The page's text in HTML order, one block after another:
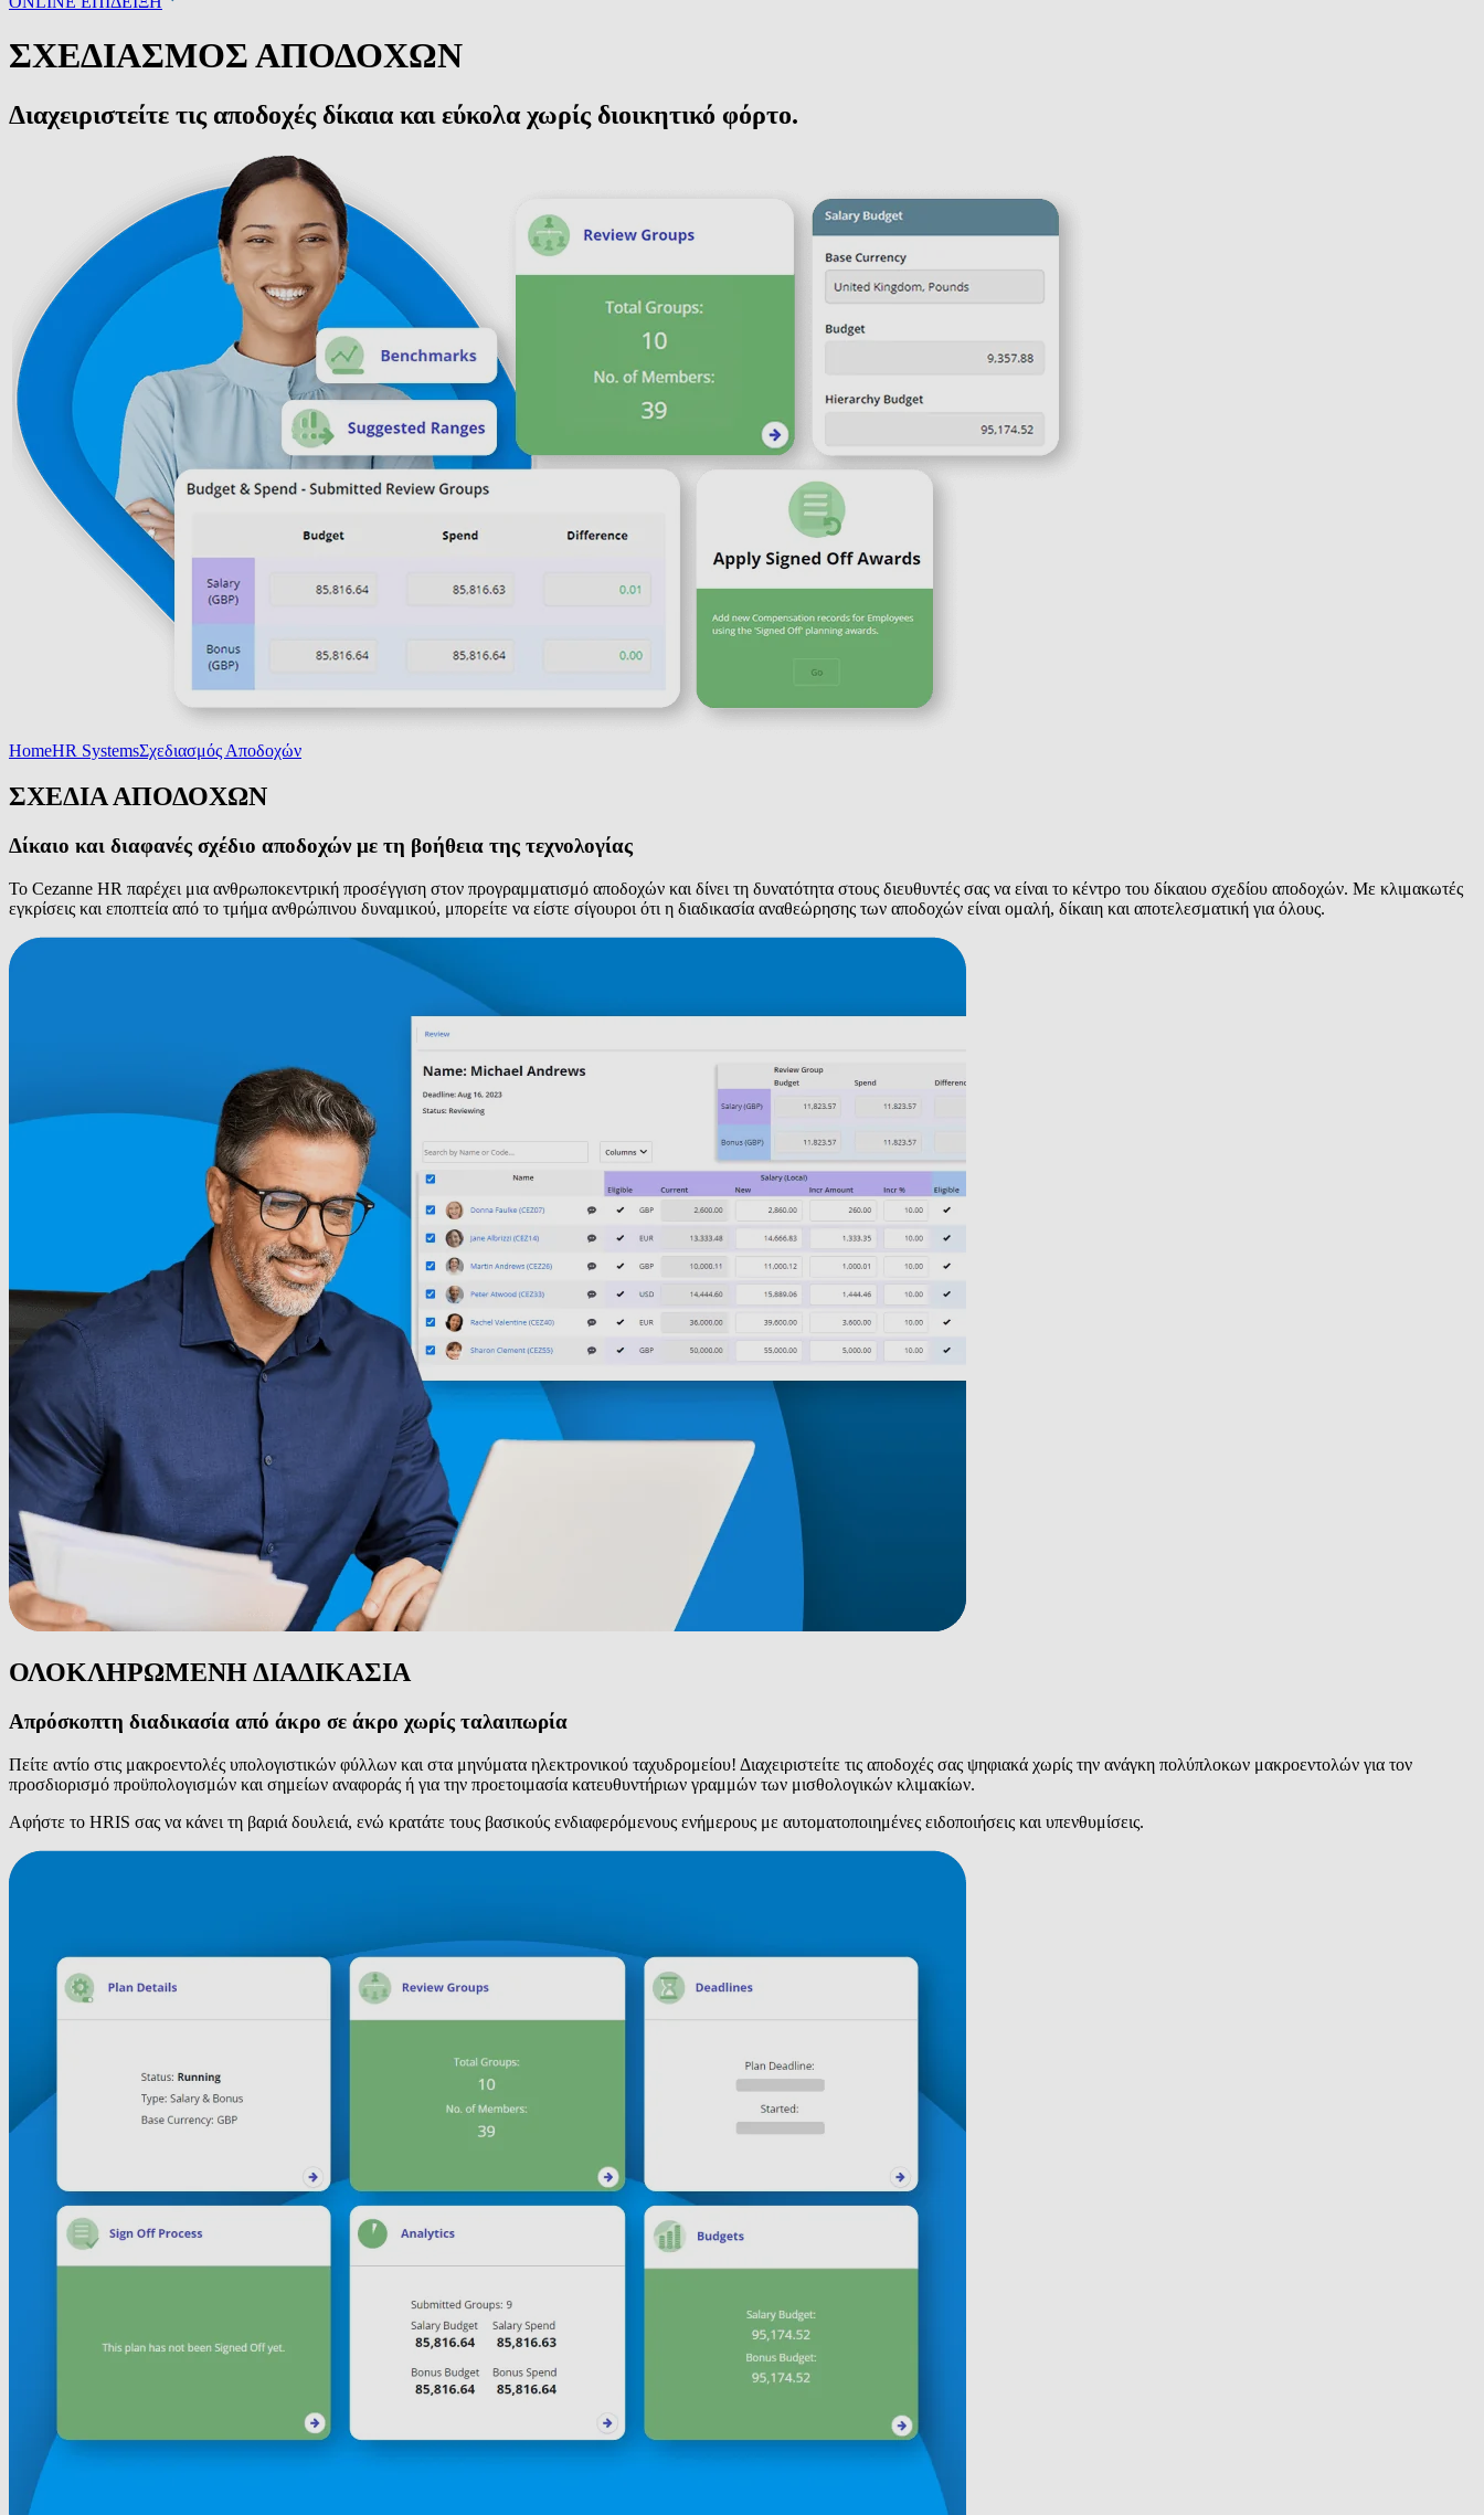
ΣΧΕΔΙΑΣΜΟΣ ΑΠΟΔΟΧΩΝ
Διαχειριστείτε τις αποδοχές δίκαια και εύκολα χωρίς διοικητικό φόρτο.
HomeHR SystemsΣχεδιασμός Αποδοχών
ΣΧΕΔΙΑ ΑΠΟΔΟΧΩΝ
Δίκαιο και διαφανές σχέδιο αποδοχών με τη βοήθεια της τεχνολογίας
Το Cezanne HR παρέχει μια ανθρωποκεντρική προσέγγιση στον προγραμματισμό αποδοχών και δίνει τη δυνατότητα στους διευθυντές σας να είναι το κέντρο του δίκαιου σχεδίου αποδοχών. Με κλιμακωτές
εγκρίσεις και εποπτεία από το τμήμα ανθρώπινου δυναμικού, μπορείτε να είστε σίγουροι ότι η διαδικασία αναθεώρησης των αποδοχών είναι ομαλή, δίκαιη και αποτελεσματική για όλους.
ΟΛΟΚΛΗΡΩΜΕΝΗ ΔΙΑΔΙΚΑΣΙΑ
Απρόσκοπτη διαδικασία από άκρο σε άκρο χωρίς ταλαιπωρία
Πείτε αντίο στις μακροεντολές υπολογιστικών φύλλων και στα μηνύματα ηλεκτρονικού ταχυδρομείου! Διαχειριστείτε τις αποδοχές σας ψηφιακά χωρίς την ανάγκη πολύπλοκων μακροεντολών για τον
προσδιορισμό προϋπολογισμών και σημείων αναφοράς ή για την προετοιμασία κατευθυντήριων γραμμών των μισθολογικών κλιμακίων.
Αφήστε το HRIS σας να κάνει τη βαριά δουλειά, ενώ κρατάτε τους βασικούς ενδιαφερόμενους ενήμερους με αυτοματοποιημένες ειδοποιήσεις και υπενθυμίσεις.